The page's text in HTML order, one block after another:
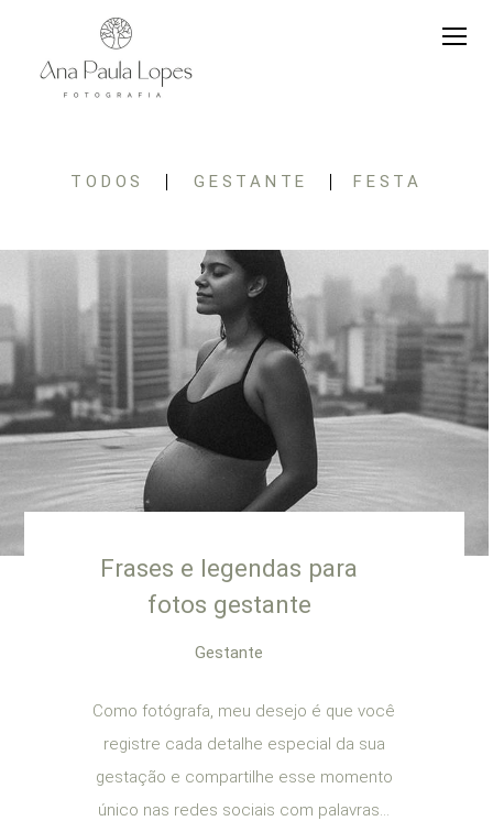
TODOS GESTANTE FESTA
Frases e legendas para
fotos gestante
Gestante
Como fotógrafa, meu desejo é que você
registre cada detalhe especial da sua
gestação e compartilhe esse momento
único nas redes sociais com palavras...